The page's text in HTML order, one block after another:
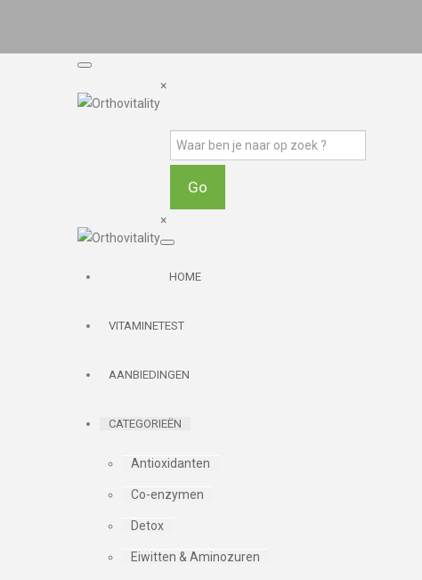
×
×
HOME
VITAMINETEST
AANBIEDINGEN
CATEGORIEËN
Antioxidanten
Co-enzymen
Detox
Eiwitten & Aminozuren